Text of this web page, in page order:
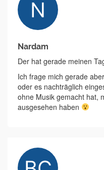
Nardam
Der hat gerade meinen
Ich frage mich gerade
oder es nachträglich
ohne Musik gemacht hat,
ausgesehen haben